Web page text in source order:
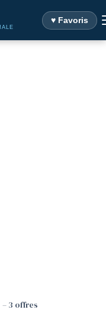
♥ Favoris
– 3 offres